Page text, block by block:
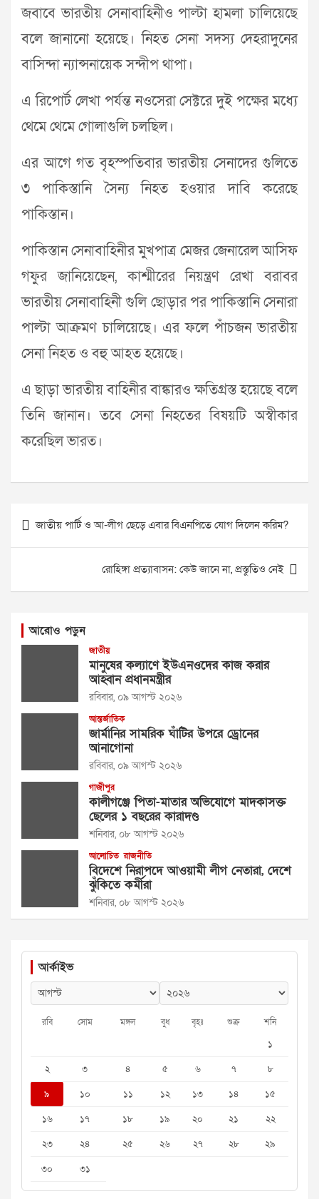
জবাবে ভারতীয় সেনাবাহিনীও পাল্টা হামলা চালিয়েছে
বলে জানানো হয়েছে। নিহত সেনা সদস্য দেহরাদুনের
বাসিন্দা ন্যান্সনায়েক সন্দীপ থাপা।
এ রিপোর্ট লেখা পর্যন্ত নওসেরা সেক্টরে দুই পক্ষের মধ্যে
থেমে থেমে গোলাগুলি চলছিল।
এর আগে গত বৃহস্পতিবার ভারতীয় সেনাদের গুলিতে
৩ পাকিস্তানি সৈন্য নিহত হওয়ার দাবি করেছে
পাকিস্তান।
পাকিস্তান সেনাবাহিনীর মুখপাত্র মেজর জেনারেল আসিফ
গফুর জানিয়েছেন, কাশ্মীরের নিয়ন্ত্রণ রেখা বরাবর
ভারতীয় সেনাবাহিনী গুলি ছোড়ার পর পাকিস্তানি সেনারা
পাল্টা আক্রমণ চালিয়েছে। এর ফলে পাঁচজন ভারতীয়
সেনা নিহত ও বহু আহত হয়েছে।
এ ছাড়া ভারতীয় বাহিনীর বাঙ্কারও ক্ষতিগ্রস্ত হয়েছে বলে
তিনি জানান। তবে সেনা নিহতের বিষয়টি অস্বীকার
করেছিল ভারত।
Post
navigation
জাতীয় পার্টি ও আ-লীগ ছেড়ে এবার বিএনপিতে যোগ দিলেন করিম?
রোহিঙ্গা প্রত্যাবাসন: কেউ জানে না, প্রস্তুতিও নেই
আরোও পড়ুন
জাতীয়
মানুষের কল্যাণে ইউএনওদের কাজ করার
আহ্বান প্রধানমন্ত্রীর
রবিবার, ০৯ আগস্ট ২০২৬
আন্তর্জাতিক
জার্মানির সামরিক ঘাঁটির উপরে ড্রোনের
আনাগোনা
রবিবার, ০৯ আগস্ট ২০২৬
গাজীপুর
কালীগঞ্জে পিতা-মাতার অভিযোগে মাদকাসক্ত
ছেলের ১ বছরের কারাদণ্ড
শনিবার, ০৮ আগস্ট ২০২৬
আলোচিত রাজনীতি
বিদেশে নিরাপদে আওয়ামী লীগ নেতারা, দেশে
ঝুঁকিতে কর্মীরা
শনিবার, ০৮ আগস্ট ২০২৬
আর্কাইভ
রবি সোম মঙ্গল বুধ বৃহঃ শুক্র শনি
১
২
৩ ৪ ৫ ৬ ৭
৮
৯
১০ ১১ ১২ ১৩ ১৪
১৫
১৬
১৭ ১৮ ১৯ ২০ ২১
২২
২৩
২৪ ২৫ ২৬ ২৭ ২৮
২৯
৩০
৩১